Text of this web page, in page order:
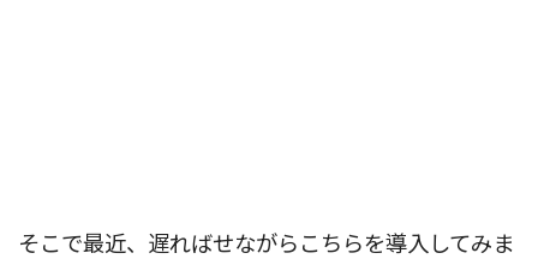
そこで最近、遅ればせながらこちらを導入してみま